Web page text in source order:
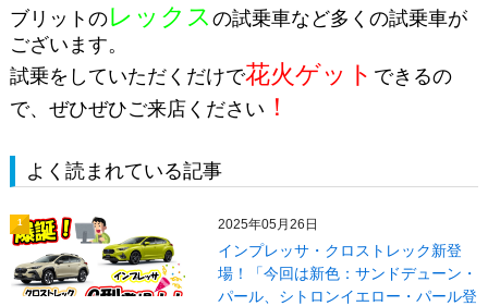
ブリットのレックス の試乗車など多くの試乗車が
ございます。
試乗をしていただくだけで花火ゲット できるの
で、ぜひぜひご来店ください ！
よく読まれている記事
1 2025年05月26日
インプレッサ・クロストレック新登
場！「今回は新色：サンドデューン・
パール、シトロンイエロー・パール登